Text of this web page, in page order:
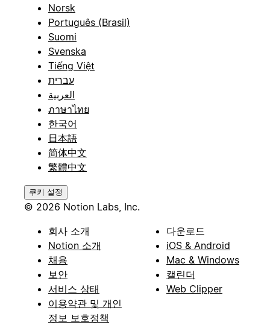
Norsk
Português (Brasil)
Suomi
Svenska
Tiếng Việt
עברית
العربية
ภาษาไทย
한국어
日本語
简体中文
繁體中文
쿠키 설정
© 2026 Notion Labs, Inc.
회사 소개
Notion 소개
채용
보안
서비스 상태
이용약관 및 개인
정보 보호정책
다운로드
iOS & Android
Mac & Windows
캘린더
Web Clipper